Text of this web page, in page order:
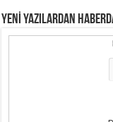
YENİ YAZILARDAN